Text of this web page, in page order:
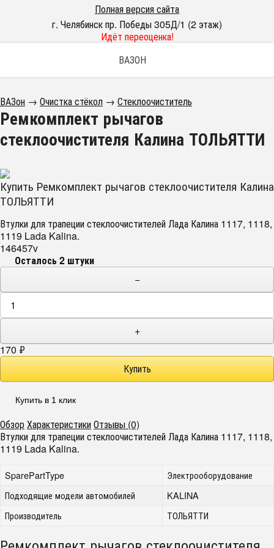
Полная версия сайта
г. Челябинск пр. Победы 305Д/1 (2 этаж)
Идёт переоценка!
ВАЗОН
ВАЗон → Очистка стёкол → Стеклоочиститель
Ремкомплект рычагов
стеклоочистителя Калина ТОЛЬЯТТИ
Купить Ремкомплект рычагов стеклоочистителя Калина
ТОЛЬЯТТИ
Втулки для трапеции стеклоочистителей Лада Калина 1117, 1118,
1119 Lada Kalina.
146457v
Осталось 2 штуки
−
+
170 ₽
Купить в 1 клик
ОбзорХарактеристикиОтзывы (0)
Втулки для трапеции стеклоочистителей Лада Калина 1117, 1118,
1119 Lada Kalina.
SparePartType
Электрооборудование
Подходящие модели автомобилей
KALINA
Производитель
ТОЛЬЯТТИ